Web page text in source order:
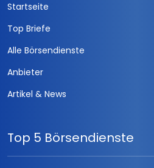
Startseite
Top Briefe
Alle Börsendienste
Anbieter
Artikel & News
Top 5 Börsendienste